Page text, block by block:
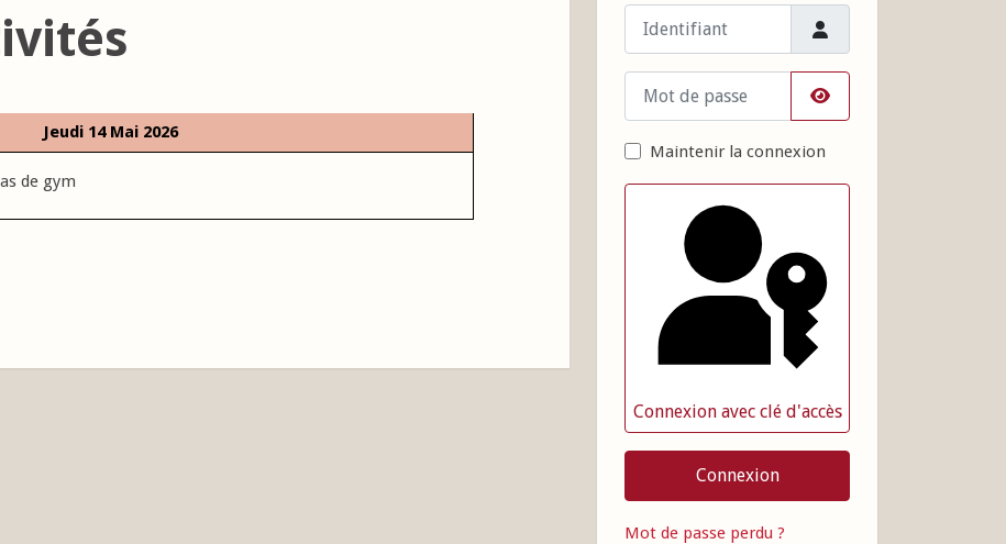
Afficher le mot de
Maintenir la connexion
Connexion avec clé d'accès
Connexion
Mot de passe perdu ?
Jeudi 14 Mai 2026
de gym